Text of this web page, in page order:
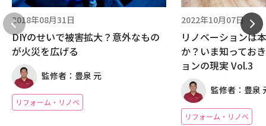
2018年08月31日
DIYのせいで被害拡大？意外なもの
が火災を広げる
監修者：豊泉 元
リフォーム・リノベ
2022年10月07日
リノベーションは
か？いま知ってお
ョンの現実 Vol.3
監修者：豊泉
リフォーム・リノベ